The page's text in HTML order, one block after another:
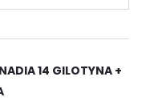
14 GILOTYNA +